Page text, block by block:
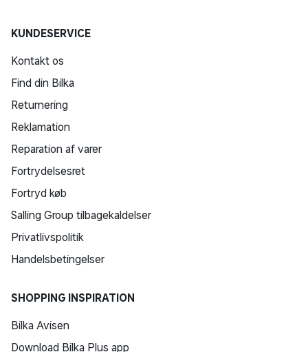
KUNDESERVICE
Kontakt os
Find din Bilka
Returnering
Reklamation
Reparation af varer
Fortrydelsesret
Fortryd køb
Salling Group tilbagekaldelser
Privatlivspolitik
Handelsbetingelser
SHOPPING INSPIRATION
Bilka Avisen
Download Bilka Plus app